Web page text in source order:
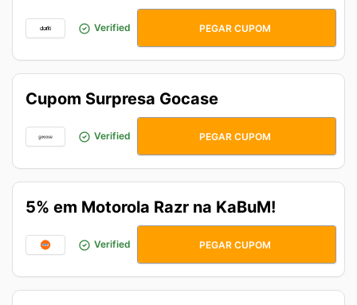
Verified CONVERSE20
PEGAR CUPOM
Cupom Surpresa Gocase
Verified TODEVOLTA
PEGAR CUPOM
5% em Motorola Razr na KaBuM!
Verified MOTOROLA
PEGAR CUPOM